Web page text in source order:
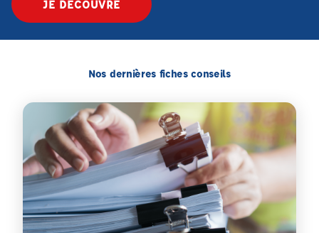
JE DÉCOUVRE
Nos dernières fiches conseils